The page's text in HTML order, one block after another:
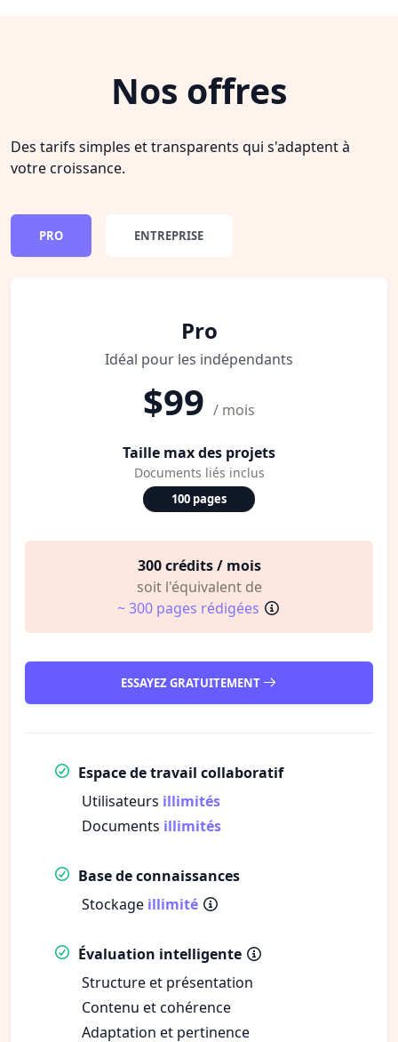
Nos offres
Des tarifs simples et transparents qui s'adaptent à
votre croissance.
PRO ENTREPRISE
Pro
Idéal pour les indépendants
$99 / mois
Taille max des projets
Documents liés inclus
100 pages
300 crédits / mois
soit l'équivalent de
~ 300 pages rédigées
ESSAYEZ GRATUITEMENT
Espace de travail collaboratif
Utilisateurs illimités
Documents illimités
Base de connaissances
Stockage illimité
Évaluation intelligente
Structure et présentation
Contenu et cohérence
Adaptation et pertinence